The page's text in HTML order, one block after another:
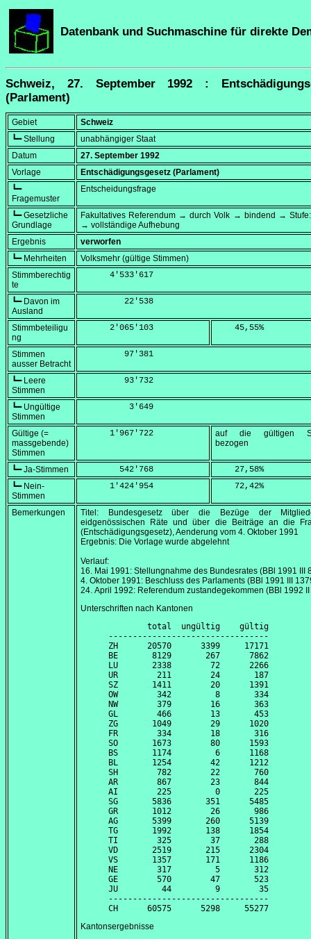
Datenbank und Suchmaschine für direkte
Schweiz, 27. September 1992 :
(Parlament)
Gebiet
Schweiz
┗━ Stellung
unabhängiger Staat
Datum
27. September 1992
Vorlage
Entschädigungsgesetz (Parlament)
┗━
Fragemuster
Entscheidungsfrage
┗━ Gesetzliche
Grundlage
Fakultatives Referendum → durch Volk → bindend →
→ vollständige Aufhebung
Ergebnis
verworfen
┗━ Mehrheiten
Volksmehr (gültige Stimmen)
Stimmberechtig
te
      4'533'617
┗━ Davon im
Ausland
         22'538
Stimmbeteiligu
ng
      2'065'103
    45,55
%
Stimmen
ausser Betracht
         97'381
┗━ Leere
Stimmen
         93'732
┗━ Ungültige
Stimmen
          3'649
Gültige (=
massgebende)
Stimmen
      1'967'722
auf die gültigen
bezogen
┗━ Ja-Stimmen
        542'768
    27,58
%
┗━ Nein-
Stimmen
      1'424'954
    72,42
%
Bemerkungen
Titel: Bundesgesetz über die Bezüge der
eidgenössischen Räte und über die Beiträge an die
(Entschädigungsgesetz), Aenderung vom 4. Oktober 1991
Ergebnis: Die Vorlage wurde abgelehnt
Verlauf:
16. Mai 1991: Stellungnahme des Bundesrates (BBl 1991 III
4. Oktober 1991: Beschluss des Parlaments (BBl 1991 III
24. April 1992: Referendum zustandegekommen (BBl 1992
Unterschriften nach Kantonen
        total  ungültig    gültig
---------------------------------
ZH      20570      3399     17171
BE       8129       267      7862
LU       2338        72      2266
UR        211        24       187
SZ       1411        20      1391
OW        342         8       334
NW        379        16       363
GL        466        13       453
ZG       1049        29      1020
FR        334        18       316
SO       1673        80      1593
BS       1174         6      1168
BL       1254        42      1212
SH        782        22       760
AR        867        23       844
AI        225         0       225
SG       5836       351      5485
GR       1012        26       986
AG       5399       260      5139
TG       1992       138      1854
TI        325        37       288
VD       2519       215      2304
VS       1357       171      1186
NE        317         5       312
GE        570        47       523
JU         44         9        35
---------------------------------
Kantonsergebnisse